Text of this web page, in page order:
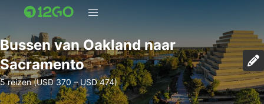
Bussen van Oakland naar
Sacramento
5 reizen (USD 370 – USD 474)